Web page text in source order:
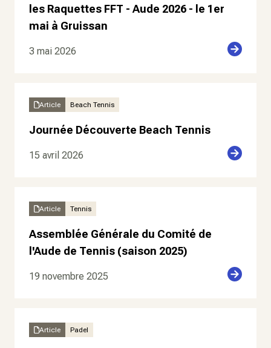
les Raquettes FFT - Aude 2026 - le 1er
mai à Gruissan
3 mai 2026
Article Beach Tennis
Journée Découverte Beach Tennis
15 avril 2026
Article Tennis
Assemblée Générale du Comité de
l'Aude de Tennis (saison 2025)
19 novembre 2025
Article Padel